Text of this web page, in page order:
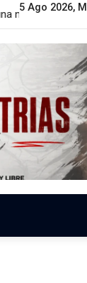
Mantenimiento
5 Ago 2026,